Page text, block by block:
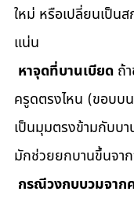
ใหม่ หรือเปลี่ยนเป็นส
แน่น
หาจุดที่บานเบียด ถ้
ครูดตรงไหน (ขอบบ
เป็นมุมตรงข้ามกับบ
มักช่วยยกบานขึ้นจา
กรณีวงกบบวมจาก